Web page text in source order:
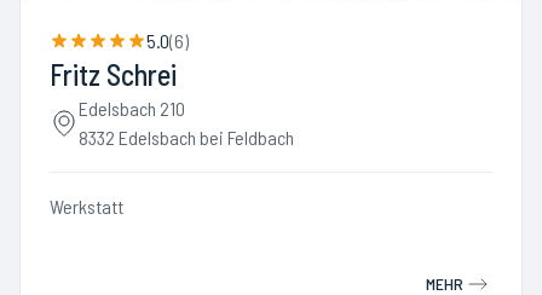
5.0(6)
Fritz Schrei
Edelsbach 210
8332 Edelsbach bei Feldbach
Werkstatt
MEHR